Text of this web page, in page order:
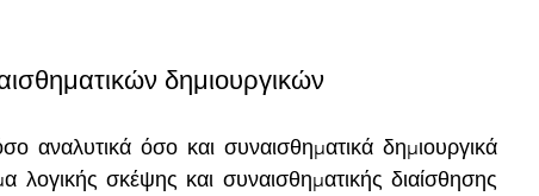
δημιουργικών
αναλυτικά όσο και συναισθηματικά δημιουργικά
λογικής σκέψης και συναισθηματικής διαίσθησης